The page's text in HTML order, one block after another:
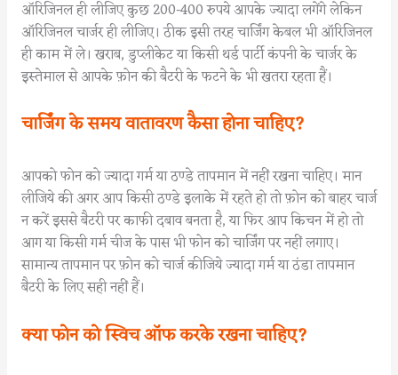
ऑरिजिनल ही लीजिए कुछ 200-400 रुपये आपके ज्यादा लगेंगे लेकिन
ऑरिजिनल चार्जर ही लीजिए। ठीक इसी तरह चार्जिंग केबल भी ऑरिजिनल
ही काम में ले। खराब, डुप्लीकेट या किसी थर्ड पार्टी कंपनी के चार्जर के
इस्तेमाल से आपके फ़ोन की बैटरी के फटने के भी खतरा रहता हैं।
चार्जिंग के समय वातावरण कैसा होना चाहिए?
आपको फोन को ज्यादा गर्म या ठण्डे तापमान में नहीं रखना चाहिए। मान
लीजिये की अगर आप किसी ठण्डे इलाके में रहते हो तो फ़ोन को बाहर चार्ज
न करें इससे बैटरी पर काफी दबाव बनता है, या फिर आप किचन में हो तो
आग या किसी गर्म चीज के पास भी फोन को चार्जिंग पर नहीं लगाए।
सामान्य तापमान पर फ़ोन को चार्ज कीजिये ज्यादा गर्म या ठंडा तापमान
बैटरी के लिए सही नहीं हैं।
क्या फोन को स्विच ऑफ करके रखना चाहिए?